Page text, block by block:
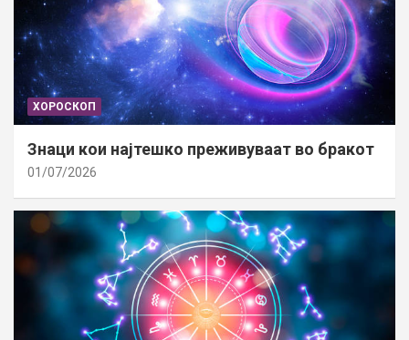
ХОРОСКОП
Знаци кои најтешко преживуваат во бракот
01/07/2026